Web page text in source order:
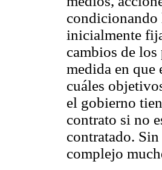
condicionando
inicialmente
cambios de
medida en que
cuáles
el gobierno
contrato si no
contratado.
complejo